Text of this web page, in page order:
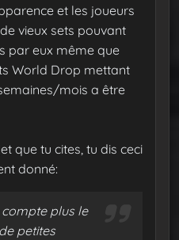
et les joueurs
vieux sets pouvant
par eux même que
World Drop mettant
mois a être
que tu cites, tu dis ceci
donné:
plus le
petites